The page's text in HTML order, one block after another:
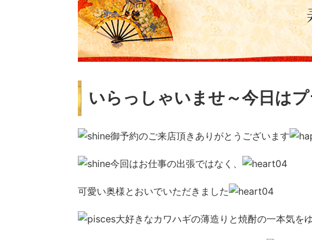
いらっしゃいませ～今日は
御予約のご来店頂きありがとうございます
今回はお仕事の出張ではなく、
可愛い奥様とおいでいただきました
大好きなカワハギの薄造りと焼酎の一本気を